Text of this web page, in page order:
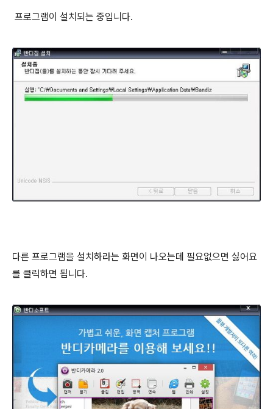
프로그램이 설치되는 중입니다.
다른 프로그램을 설치하라는 화면이 나오는데 필요없으면 싫어요
를 클릭하면 됩니다.